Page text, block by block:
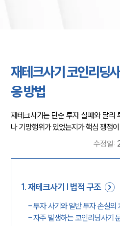
재테크사기 코인리딩
응 방법
재테크사기는 단순 투자 실패와 달리
나 기망행위가 있었는지가 핵심 쟁점
수정일:
1.재테크사기 | 법적 구조
-투자 사기와 일반 투자 손실의
-자주 발생하는 코인리딩사기